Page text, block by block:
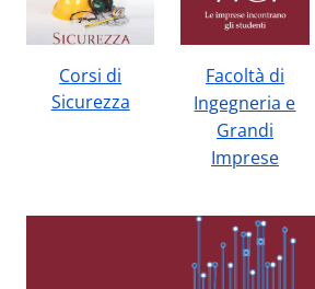
Corsi di
Sicurezza
Facoltà di
Ingegneria e
Grandi
Imprese